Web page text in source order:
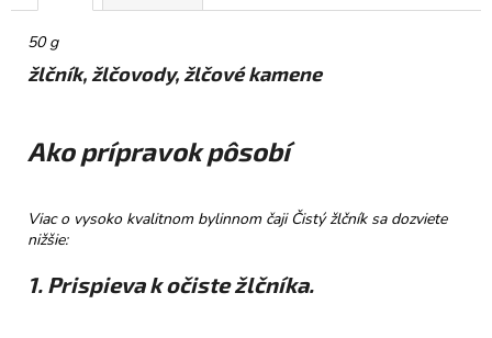
50 g
žlčník, žlčovody, žlčové kamene
Ako prípravok pôsobí
Viac o vysoko kvalitnom bylinnom čaji Čistý žlčník sa dozviete
nižšie:
1. Prispieva k očiste žlčníka.
ú
č
a
m
TATRANSKÁ
ZMES
BYLINNÝ
ČAJ
€6,50